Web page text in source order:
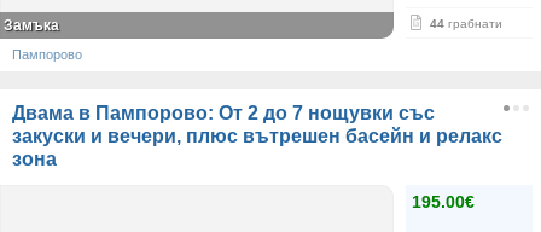
44 грабнати
Замъка
Пампорово
Двама в Пампорово: От 2 до 7 нощувки със
закуски и вечери, плюс вътрешен басейн и релакс
зона
195.00€